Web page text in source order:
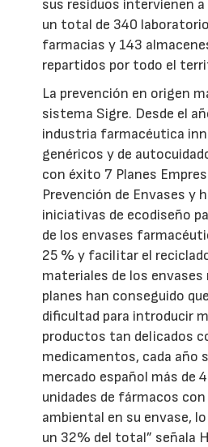
sus residuos intervienen
un total de 340
farmacias y 143
repartidos por todo el
La prevención en origen
sistema Sigre. Desde el
industria farmacéutica
genéricos y de
con éxito 7 Planes
Prevención de Envases y
iniciativas de ecodiseño
de los envases
25 % y facilitar el
materiales de los
planes han conseguido
dificultad para introducir
productos tan delicados
medicamentos, cada año
mercado español más de
unidades de fármacos
ambiental en su envase,
un 32% del total” señala